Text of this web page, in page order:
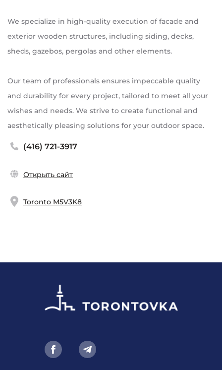
We specialize in high-quality execution of facade and
exterior wooden structures, including siding, decks,
sheds, gazebos, pergolas and other elements.
Our team of professionals ensures impeccable quality
and durability for every project, tailored to meet all your
wishes and needs. We strive to create functional and
aesthetically pleasing solutions for your outdoor space.
(416) 721-3917
Открыть сайт
Toronto M5V3K8